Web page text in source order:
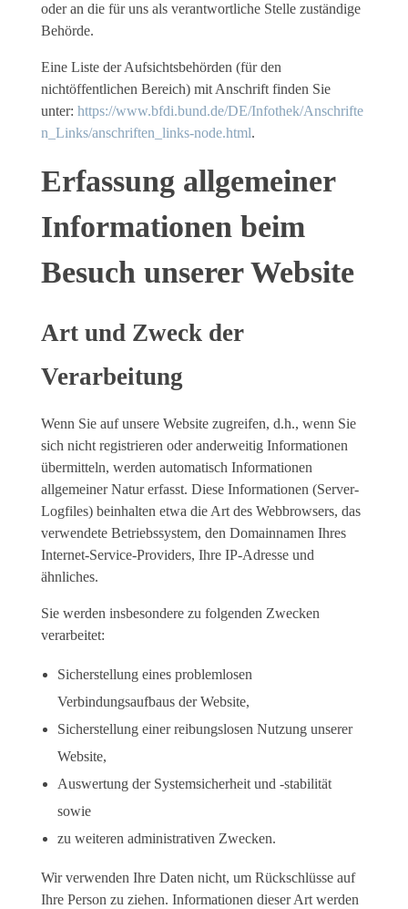
oder an die für uns als verantwortliche Stelle zuständige
Behörde.
Eine Liste der Aufsichtsbehörden (für den
nichtöffentlichen Bereich) mit Anschrift finden Sie
unter: https://www.bfdi.bund.de/DE/Infothek/Anschrifte
n_Links/anschriften_links-node.html.
Erfassung allgemeiner
Informationen beim
Besuch unserer Website
Art und Zweck der
Verarbeitung
Wenn Sie auf unsere Website zugreifen, d.h., wenn Sie
sich nicht registrieren oder anderweitig Informationen
übermitteln, werden automatisch Informationen
allgemeiner Natur erfasst. Diese Informationen (Server-
Logfiles) beinhalten etwa die Art des Webbrowsers, das
verwendete Betriebssystem, den Domainnamen Ihres
Internet-Service-Providers, Ihre IP-Adresse und
ähnliches.
Sie werden insbesondere zu folgenden Zwecken
verarbeitet:
Sicherstellung eines problemlosen
Verbindungsaufbaus der Website,
Sicherstellung einer reibungslosen Nutzung unserer
Website,
Auswertung der Systemsicherheit und -stabilität
sowie
zu weiteren administrativen Zwecken.
Wir verwenden Ihre Daten nicht, um Rückschlüsse auf
Ihre Person zu ziehen. Informationen dieser Art werden